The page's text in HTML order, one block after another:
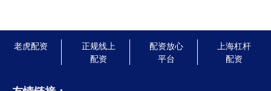
老虎配资
正规线上
配资
配资放心
平台
上海杠杆
配资